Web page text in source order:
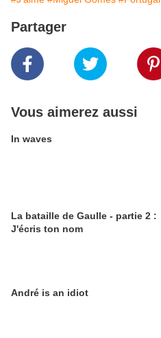
Partager
Vous aimerez aussi
In waves
La bataille de Gaulle - partie 2 :
J'écris ton nom
André is an idiot